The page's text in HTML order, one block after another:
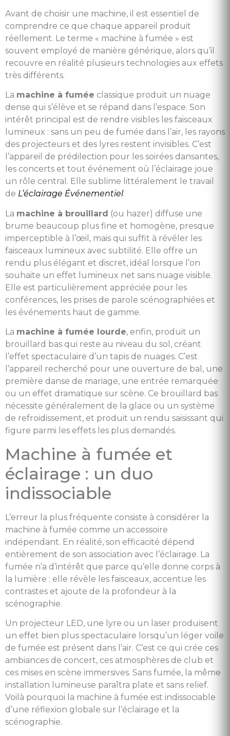
Avant de choisir une machine, il est essentiel de
comprendre ce que chaque appareil produit
réellement. Le terme « machine à fumée » est
souvent employé de manière générique, alors qu’il
recouvre en réalité plusieurs technologies aux effets
très différents.
La machine à fumée classique produit un nuage
dense qui s’élève et se répand dans l’espace. Son
intérêt principal est de rendre visibles les faisceaux
lumineux : sans un peu de fumée dans l’air, les rayons
des projecteurs et des lyres restent invisibles. C’est
l’appareil de prédilection pour les soirées dansantes,
les concerts et tout événement où l’éclairage joue
un rôle central. Elle sublime littéralement le travail
de L’éclairage Événementiel.
La machine à brouillard (ou hazer) diffuse une
brume beaucoup plus fine et homogène, presque
imperceptible à l’œil, mais qui suffit à révéler les
faisceaux lumineux avec subtilité. Elle offre un
rendu plus élégant et discret, idéal lorsque l’on
souhaite un effet lumineux net sans nuage visible.
Elle est particulièrement appréciée pour les
conférences, les prises de parole scénographiées et
les événements haut de gamme.
La machine à fumée lourde, enfin, produit un
brouillard bas qui reste au niveau du sol, créant
l’effet spectaculaire d’un tapis de nuages. C’est
l’appareil recherché pour une ouverture de bal, une
première danse de mariage, une entrée remarquée
ou un effet dramatique sur scène. Ce brouillard bas
nécessite généralement de la glace ou un système
de refroidissement, et produit un rendu saisissant qui
figure parmi les effets les plus demandés.
Machine à fumée et
éclairage : un duo
indissociable
L’erreur la plus fréquente consiste à considérer la
machine à fumée comme un accessoire
indépendant. En réalité, son efficacité dépend
entièrement de son association avec l’éclairage. La
fumée n’a d’intérêt que parce qu’elle donne corps à
la lumière : elle révèle les faisceaux, accentue les
contrastes et ajoute de la profondeur à la
scénographie.
Un projecteur LED, une lyre ou un laser produisent
un effet bien plus spectaculaire lorsqu’un léger voile
de fumée est présent dans l’air. C’est ce qui crée ces
ambiances de concert, ces atmosphères de club et
ces mises en scène immersives. Sans fumée, la même
installation lumineuse paraîtra plate et sans relief.
Voilà pourquoi la machine à fumée est indissociable
d’une réflexion globale sur l’éclairage et la
scénographie.